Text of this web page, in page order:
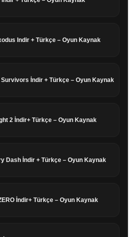
Indir + Türkçe – Oyun Kaynak
İndir + Türkçe – Oyun Kaynak
2 İndir+ Türkçe – Oyun Kaynak
Dash İndir + Türkçe – Oyun Kaynak
İndir+ Türkçe – Oyun Kaynak